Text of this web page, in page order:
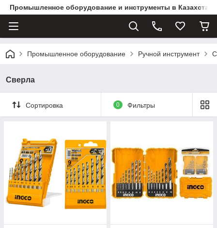
Промышленное оборудование и инструменты в
Промышленное оборудование Ручной инструмент
Сверла
Сортировка 0 Фильтры